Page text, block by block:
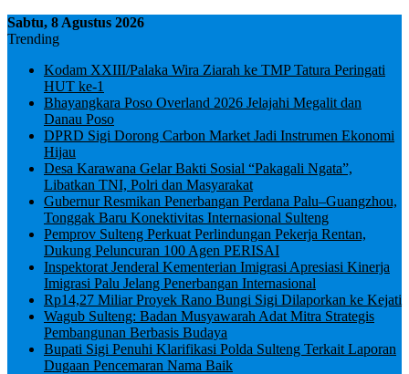
Sabtu, 8 Agustus 2026
Trending
Kodam XXIII/Palaka Wira Ziarah ke TMP Tatura Peringati
HUT ke-1
Bhayangkara Poso Overland 2026 Jelajahi Megalit dan
Danau Poso
DPRD Sigi Dorong Carbon Market Jadi Instrumen Ekonomi
Hijau
Desa Karawana Gelar Bakti Sosial “Pakagali Ngata”,
Libatkan TNI, Polri dan Masyarakat
Gubernur Resmikan Penerbangan Perdana Palu–Guangzhou,
Tonggak Baru Konektivitas Internasional Sulteng
Pemprov Sulteng Perkuat Perlindungan Pekerja Rentan,
Dukung Peluncuran 100 Agen PERISAI
Inspektorat Jenderal Kementerian Imigrasi Apresiasi Kinerja
Imigrasi Palu Jelang Penerbangan Internasional
Rp14,27 Miliar Proyek Rano Bungi Sigi Dilaporkan ke Kejati
Wagub Sulteng: Badan Musyawarah Adat Mitra Strategis
Pembangunan Berbasis Budaya
Bupati Sigi Penuhi Klarifikasi Polda Sulteng Terkait Laporan
Dugaan Pencemaran Nama Baik